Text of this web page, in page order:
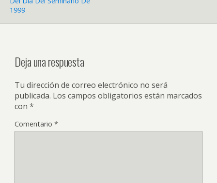
1999
Deja una respuesta
Tu dirección de correo electrónico no será
publicada. Los campos obligatorios están marcados
con *
Comentario *